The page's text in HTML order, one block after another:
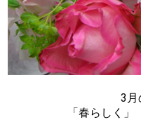
3月
「春らしく」